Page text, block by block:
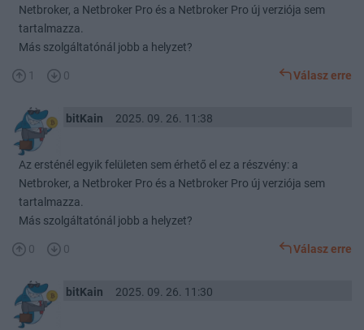
Netbroker, a Netbroker Pro és a Netbroker Pro új verziója sem
tartalmazza.
Más szolgáltatónál jobb a helyzet?
1 0 Válasz erre
bitKain 2025. 09. 26. 11:38
Az ersténél egyik felületen sem érhető el ez a részvény: a
Netbroker, a Netbroker Pro és a Netbroker Pro új verziója sem
tartalmazza.
Más szolgáltatónál jobb a helyzet?
0 0 Válasz erre
bitKain 2025. 09. 26. 11:30